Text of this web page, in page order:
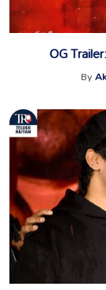
OG
By